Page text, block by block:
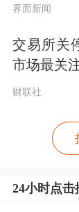
带动了
究院）
望达
界面新闻
交易所关
市场最关
财联社
24小时点击